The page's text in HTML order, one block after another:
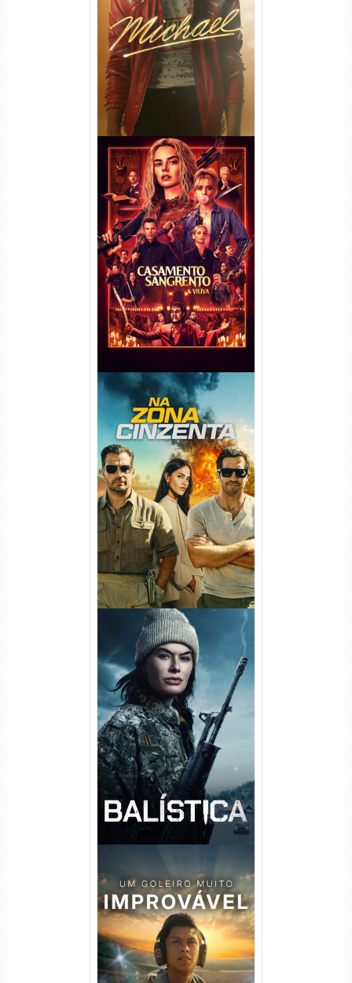
Michael Torrent (2026) WEB-
DL 1080p/4K Dual Áudio
Casamento Sangrento: A
Viúva Torrent (2026) WEB-DL
720p/1080p/4K Dual Áudio
Na Zona Cinzenta Torrent
(2026) WEB-DL 1080p/4K
Dual Áudio
Balística Torrent (2025) WEB-
DL 1080p Dual Áudio
Um Goleiro Muito Improvável
Torrent (2026) WEB-DL 1080p
Dual Áudio